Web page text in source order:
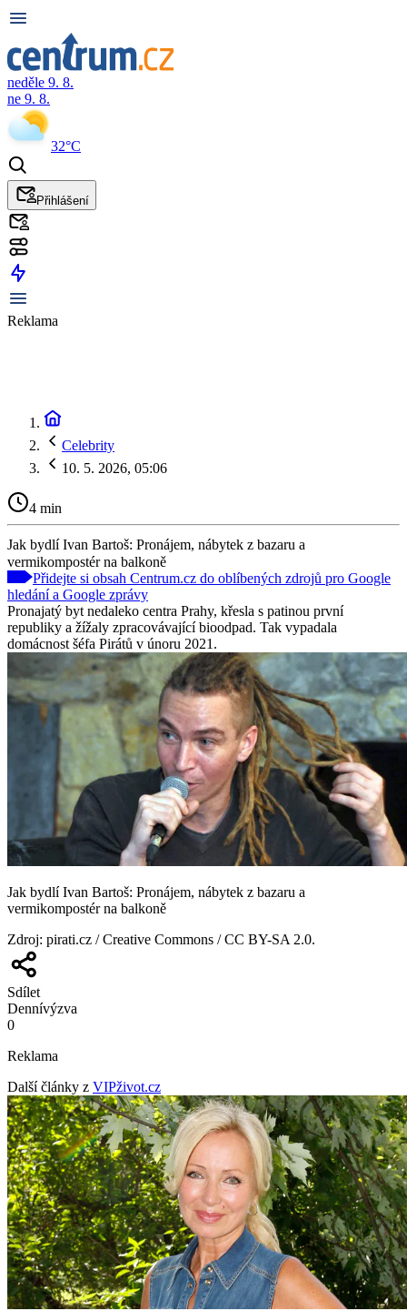
neděle 9. 8.
ne 9. 8.
32°C
Přihlášení
Reklama
Celebrity
10. 5. 2026, 05:06
4 min
Jak bydlí Ivan Bartoš: Pronájem, nábytek z bazaru a
vermikompostér na balkoně
Přidejte si obsah Centrum.cz do oblíbených zdrojů pro Google
hledání a Google zprávy
Pronajatý byt nedaleko centra Prahy, křesla s patinou první
republiky a žížaly zpracovávající bioodpad. Tak vypadala
domácnost šéfa Pirátů v únoru 2021.
Jak bydlí Ivan Bartoš: Pronájem, nábytek z bazaru a
vermikompostér na balkoně
Zdroj: pirati.cz / Creative Commons / CC BY-SA 2.0.
Sdílet
Dennívýzva
0
Reklama
Další články z VIPživot.cz